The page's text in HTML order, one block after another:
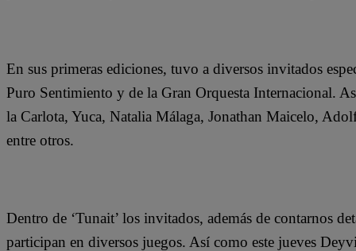
En sus primeras ediciones, tuvo a diversos invitados
Puro Sentimiento y de la Gran Orquesta Internacional.
la Carlota, Yuca, Natalia Málaga, Jonathan Maicelo,
entre otros.
Dentro de ‘Tunait’ los invitados, además de contarnos
participan en diversos juegos. Así como este jueves